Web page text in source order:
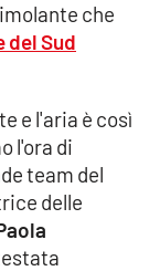
che
del Sud
e l'aria è così
l'ora di
team del
delle